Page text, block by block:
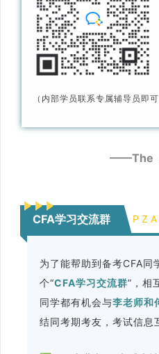
（内部学员联系专属辅导员即可
——The
CFA学习交流群 P Z
为了能帮助到备考CFA同
个“CFA学习交流群”，相
同学都有机会与李老师和
结同考期考友，考试信息